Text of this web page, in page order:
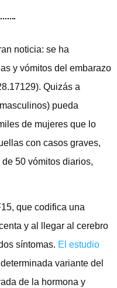
noticia: se ha
y vómitos del embarazo
Quizás a
pueda
de mujeres que lo
con casos graves,
50 vómitos diarios,
que codifica una
y al llegar al cerebro
síntomas. El estudio
variante del
de la hormona y